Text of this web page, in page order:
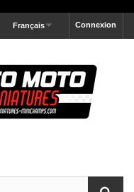
Connexion
Français